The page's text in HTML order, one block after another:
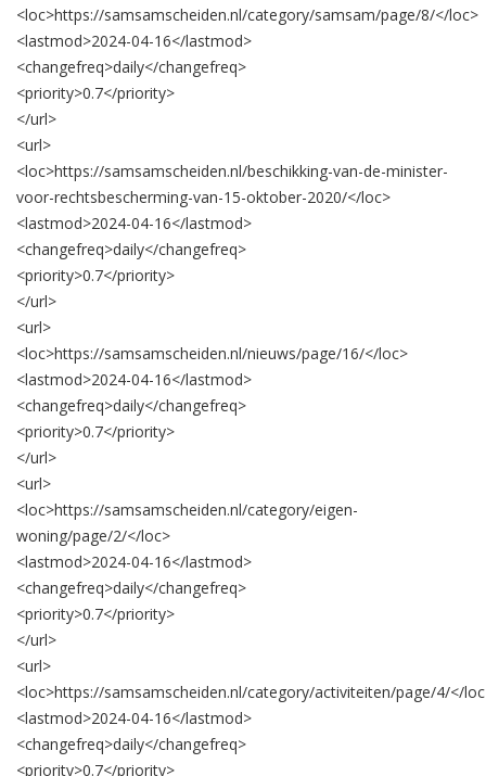
<loc>https://samsamscheiden.nl/category/samsam/page/8/</loc>
<lastmod>2024-04-16</lastmod>
<changefreq>daily</changefreq>
<priority>0.7</priority>
</url>
<url>
<loc>https://samsamscheiden.nl/beschikking-van-de-minister-
voor-rechtsbescherming-van-15-oktober-2020/</loc>
<lastmod>2024-04-16</lastmod>
<changefreq>daily</changefreq>
<priority>0.7</priority>
</url>
<url>
<loc>https://samsamscheiden.nl/nieuws/page/16/</loc>
<lastmod>2024-04-16</lastmod>
<changefreq>daily</changefreq>
<priority>0.7</priority>
</url>
<url>
<loc>https://samsamscheiden.nl/category/eigen-
woning/page/2/</loc>
<lastmod>2024-04-16</lastmod>
<changefreq>daily</changefreq>
<priority>0.7</priority>
</url>
<url>
<loc>https://samsamscheiden.nl/category/activiteiten/page/4/</
<lastmod>2024-04-16</lastmod>
<changefreq>daily</changefreq>
<priority>0.7</priority>